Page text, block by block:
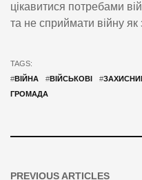
цікавитися потребами
та не сприймати війну
TAGS:
#ВІЙНА #ВІЙСЬКОВІ #
ГРОМАДА
PREVIOUS ARTICLES